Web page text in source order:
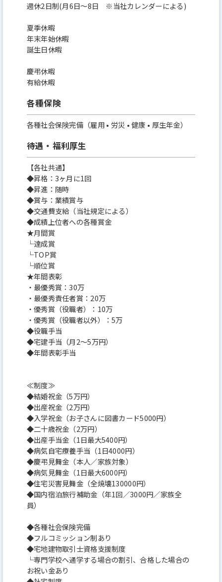
週休2日制(月6日〜8日 ※当社カレンダーによる)
夏季休暇
年末年始休暇
誕生日休暇
慶弔休暇
有給休暇
各種保険
各種社会保険完備（雇用 • 労災 • 健康 • 厚生年金）
待遇・福利厚生
【各社共通】
◆昇格：3ヶ月に1回
◆昇進：随時
◆賞与：業績賞与
◆交通費支給（当社規定による）
◆成績上位者への各種賞金
★月間賞
└達成賞
└TOP賞
└順位賞
★年間表彰
・最優秀賞：30万
・最優秀責任者賞：20万
・優秀賞（役職者）：10万
・優秀賞（役職者以外）：5万
◆役職手当
◆宅建手当（月2～5万円）
◆年間表彰手当
≪制度≫
◆結婚祝金（5万円）
◆出産祝金（2万円）
◆入学祝金（お子さんに図書カード5000円）
◆二十歳祝金（2万円）
◆出産手当金（1日最大5400円）
◆病気自宅療養手当（1日4000円）
◆慶弔見舞金（本人／家族対象）
◆病気見舞金（1日最大6000円）
◆住宅災害見舞金（全焼壊130000円）
◆国内宿泊旅行補助金（年1回／3000円／家族全
員）
◆各種社会保険完備
◆フルコミッション制あり
◆宅地建物取引士資格支援制度
└専門学校へ通学する場合の割引、合格した場合の
お祝い金あり